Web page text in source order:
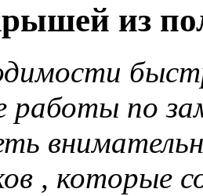
из
работы по
, которые